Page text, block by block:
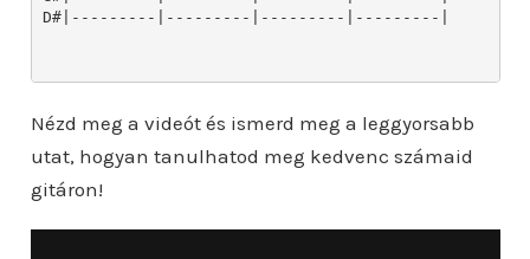
D#|---------|---------|---------|---------|
Nézd meg a videót és ismerd meg a leggyorsabb
utat, hogyan tanulhatod meg kedvenc számaid
gitáron!